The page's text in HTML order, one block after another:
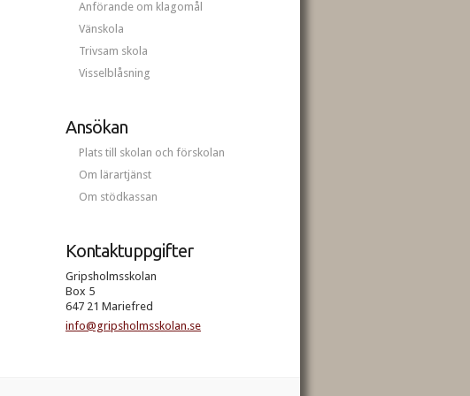
Anförande om klagomål
Vänskola
Trivsam skola
Visselblåsning
Ansökan
Plats till skolan och förskolan
Om lärartjänst
Om stödkassan
Kontaktuppgifter
Gripsholmsskolan
Box 5
647 21 Mariefred
info@gripsholmsskolan.se